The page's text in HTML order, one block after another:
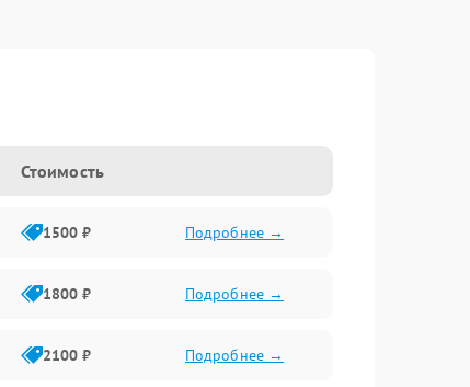
Стоимость
1500 ₽ Подробнее →
1800 ₽ Подробнее →
2100 ₽ Подробнее →